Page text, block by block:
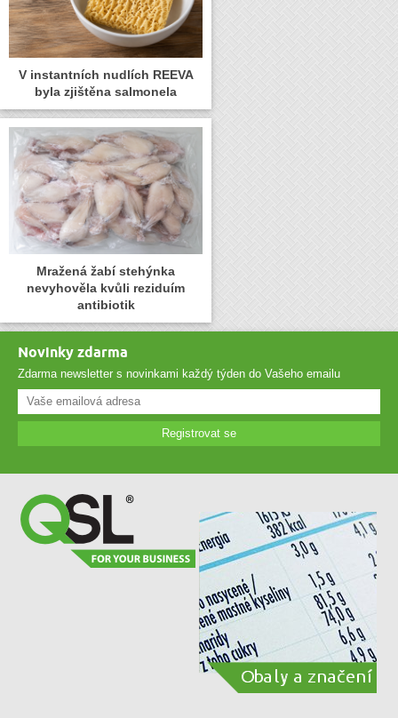
V instantních nudlích REEVA
byla zjištěna salmonela
Mražená žabí stehýnka
nevyhověla kvůli reziduím
antibiotik
Novinky zdarma
Zdarma newsletter s novinkami každý týden do Vašeho emailu
Registrovat se